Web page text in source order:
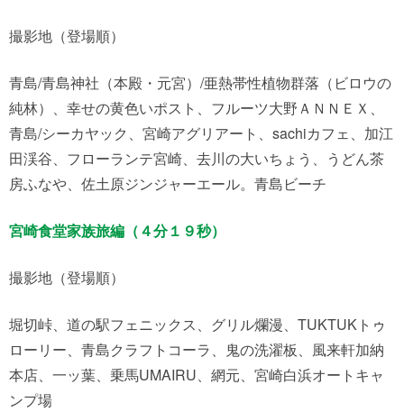
撮影地（登場順）
青島/青島神社（本殿・元宮）/亜熱帯性植物群落（ビロウの
純林）、幸せの黄色いポスト、フルーツ大野ＡＮＮＥＸ、
青島/シーカヤック、宮崎アグリアート、sachiカフェ、加江
田渓谷、フローランテ宮崎、去川の大いちょう、うどん茶
房ふなや、佐土原ジンジャーエール。青島ビーチ
宮崎食堂家族旅編（４分１９秒）
撮影地（登場順）
堀切峠、道の駅フェニックス、グリル爛漫、TUKTUKトゥ
ローリー、青島クラフトコーラ、鬼の洗濯板、風来軒加納
本店、一ッ葉、乗馬UMAIRU、網元、宮崎白浜オートキャ
ンプ場